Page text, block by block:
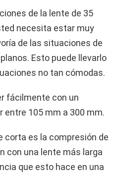
de la lente de 35
necesita estar muy
de las situaciones de
Esto puede llevarlo
no tan cómodas.
fácilmente con un
entre 105 mm a 300 mm.
corta es la compresión de
con una lente más larga
que esto hace en una